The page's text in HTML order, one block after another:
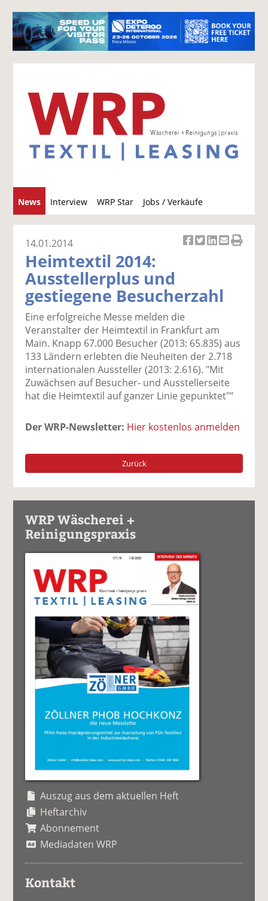
News Interview WRP Star Jobs / Verkäufe
u
c
el
a
uf
F
ac
e
b
o
o
te
e
el
t
tt
er
n
el
a
Li
n
k
e
di
n
il
n
el
p
E
m
ai
l
v
er
n
e
e
n
14.01.2014
Heimtextil 2014:
Ausstellerplus und
gestiegene Besucherzahl
Eine erfolgreiche Messe melden die
Veranstalter der Heimtextil in Frankfurt am
Main. Knapp 67.000 Besucher (2013: 65.835) aus
133 Ländern erlebten die Neuheiten der 2.718
internationalen Aussteller (2013: 2.616). "Mit
Zuwächsen auf Besucher- und Ausstellerseite
hat die Heimtextil auf ganzer Linie gepunktet""
Der WRP-Newsletter: Hier kostenlos anmelden
Zurück
WRP Wäscherei +
Reinigungspraxis
Auszug aus dem aktuellen Heft
Heftarchiv
Abonnement
Mediadaten WRP
Kontakt